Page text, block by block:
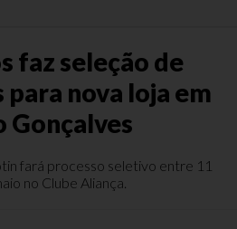
faz seleção de
nova loja em
Gonçalves
fará processo seletivo entre 11
no Clube Aliança.